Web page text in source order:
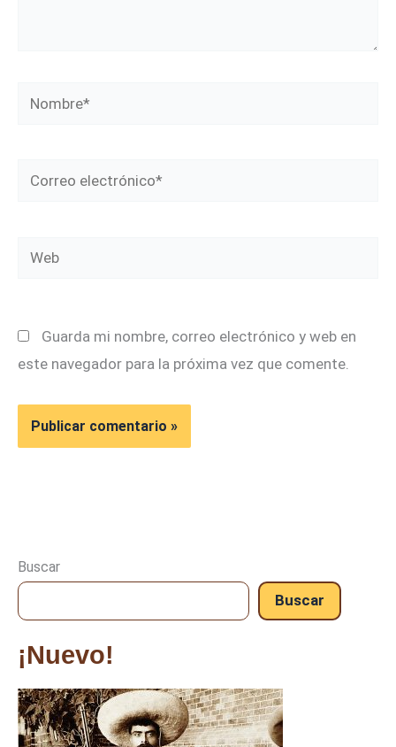
Nombre*
Correo
Web
Guarda mi nombre, correo electrónico y web en
este navegador para la próxima vez que comente.
Buscar
Buscar
¡Nuevo!